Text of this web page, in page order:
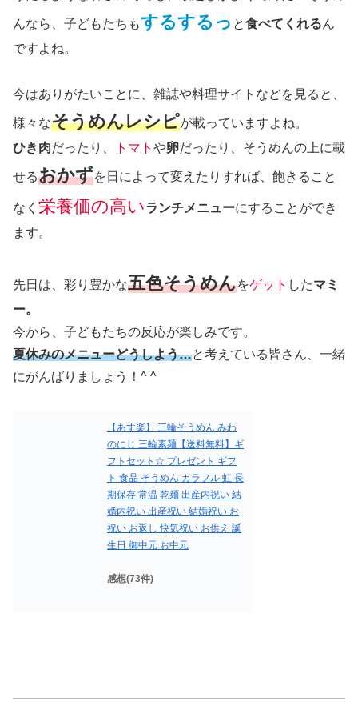
んなら、子どもたちもするするっ と食べてくれるん
ですよね。
今はありがたいことに、雑誌や料理サイトなどを見ると、
様々なそうめんレシピが載っていますよね。
ひき肉だったり、 トマト や卵だったり、そうめんの上に載
せるおかずを日によって変えたりすれば、飽きること
なく 栄養価の高いランチメニューにすることができ
ます。
先日は、彩り豊かな五色そうめんをゲット したマミ
ー。
今から、子どもたちの反応が楽しみです。
夏休みのメニューどうしよう…と考えている皆さん、一緒
にがんばりましょう！^ ^
【あす楽】 三輪そうめん みわ
のにじ 三輪素麺【送料無料】ギ
フトセット☆ プレゼント ギフ
ト 食品 そうめん カラフル 虹 長
期保存 常温 乾麺 出産内祝い 結
婚内祝い 出産祝い 結婚祝い お
祝い お返し 快気祝い お供え 誕
生日 御中元 お中元
感想(73件)